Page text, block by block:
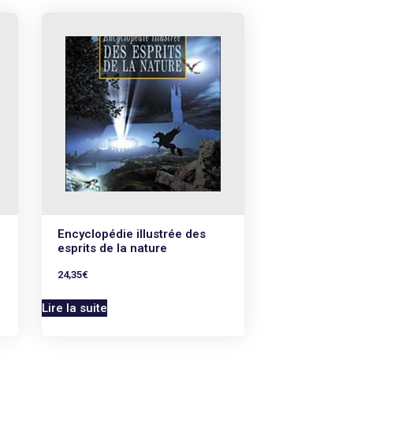
Encyclopédie illustrée des
esprits de la nature
24,35€
Lire la suite